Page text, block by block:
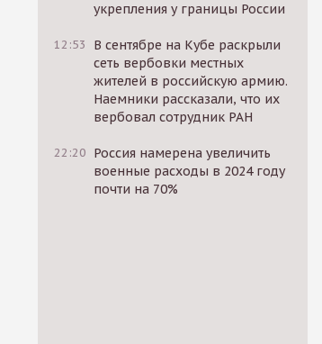
укрепления у границы России
12:53
В сентябре на Кубе раскрыли
сеть вербовки местных
жителей в российскую армию.
Наемники рассказали, что их
вербовал сотрудник РАН
22:20 Россия намерена увеличить
военные расходы в 2024 году
почти на 70%